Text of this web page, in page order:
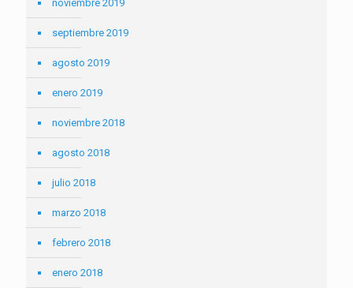
noviembre 2019
septiembre 2019
agosto 2019
enero 2019
noviembre 2018
agosto 2018
julio 2018
marzo 2018
febrero 2018
enero 2018